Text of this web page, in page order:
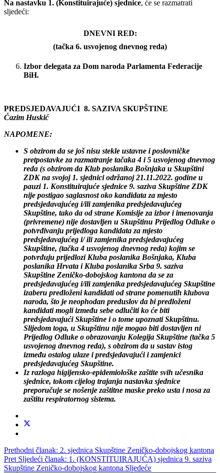
Na nastavku 1. (Konstituirajuće) sjednice, će se razmatrati
sljedeći:
DNEVNI RED:
(tačka 6. usvojenog dnevnog reda)
Izbor delegata za Dom naroda Parlamenta Federacije
BiH.
PREDSJEDAVAJUĆI 8. SAZIVA SKUPŠTINE
Ćazim Huskić
NAPOMENE:
S obzirom da se još nisu stekle ustavne i poslovničke
pretpostavke za razmatranje tačaka 4 i 5 usvojenog dnevnog
reda (s obzirom da Klub poslanika Bošnjaka u Skupštini
ZDK na svojoj 1. sjednici održanoj 21.11.2022. godine u
pauzi 1. Konstituirajuće sjednice 9. saziva Skupštine ZDK
nije postigao saglasnost oko kandidata za mjesto
predsjedavajućeg i/ili zamjenika predsjedavajućeg
Skupštine, tako da od strane Komisije za izbor i imenovanja
(privremene) nije dostavljen u Skupštinu Prijedlog Odluke o
potvrđivanju prijedloga kandidata za mjesto
predsjedavajućeg i/ ili zamjenika predsjedavajućeg
Skupštine, (tačka 4 usvojenog dnevnog reda) kojim se
potvrđuju prijedlozi Kluba poslanika Bošnjaka, Kluba
poslanika Hrvata i Kluba poslanika Srba 9. saziva
Skupštine Zeničko-dobojskog kantona da se za
predsjedavajućeg i/ili zamjenika predsjedavajućeg Skupštine
izaberu predloženi kandidati od strane pomenutih klubova
naroda, što je neophodan preduslov da bi predloženi
kandidati mogli između sebe odlučiti ko će biti
predsjedavajući Skupštine i o tome upoznati Skupštinu.
Slijedom toga, u Skupštinu nije mogao biti dostavljen ni
Prijedlog Odluke o obrazovanju Kolegija Skupštine (tačka 5
usvojenog dnevnog reda), s obzirom da u sastav istog
između ostalog ulaze i predsjedavajući i zamjenici
predsjedavajućeg Skupštine.
Iz razloga higijensko-epidemiološke zaštite svih učesnika
sjednice, tokom cijelog trajanja nastavka sjednice
preporučuje se nošenje zaštitne maske preko usta i nosa za
zaštitu respiratornog sistema.
Prethodni članak: 2. sjednica Skupštine Zeničko-dobojskog kantona
Pret Sljedeći članak: 1. (KONSTITUIRAJUĆA) sjednica 9. saziva
Skupštine Zeničko-dobojskog kantona Sljedeće